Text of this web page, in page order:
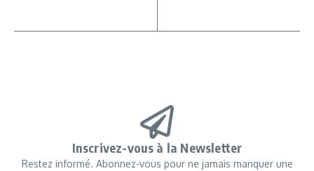
Inscrivez-vous à la Newsletter
Restez informé. Abonnez-vous pour ne jamais manquer une